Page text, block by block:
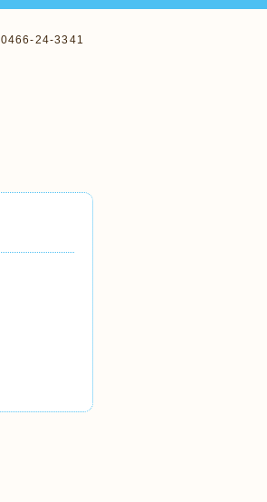
0466-24-3341